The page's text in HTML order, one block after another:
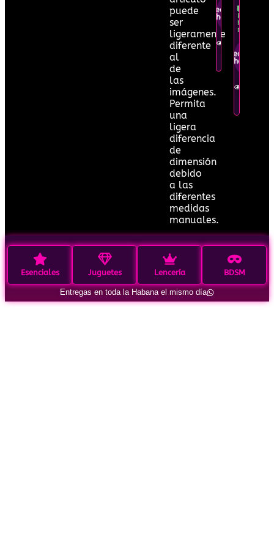
puede
ser
ligeramente
diferente
al
de
las
imágenes.
Permita
una
ligera
diferencia
de
dimensión
debido
a las
diferentes
medidas
manuales.
Pedir por
WhatsApp
Ver en
detalle
Recíbelo
hoy
mismo
Pedir por
WhatsApp
Esenciales Juguetes Lencería BDSM
Entregas en toda la Habana el mismo día